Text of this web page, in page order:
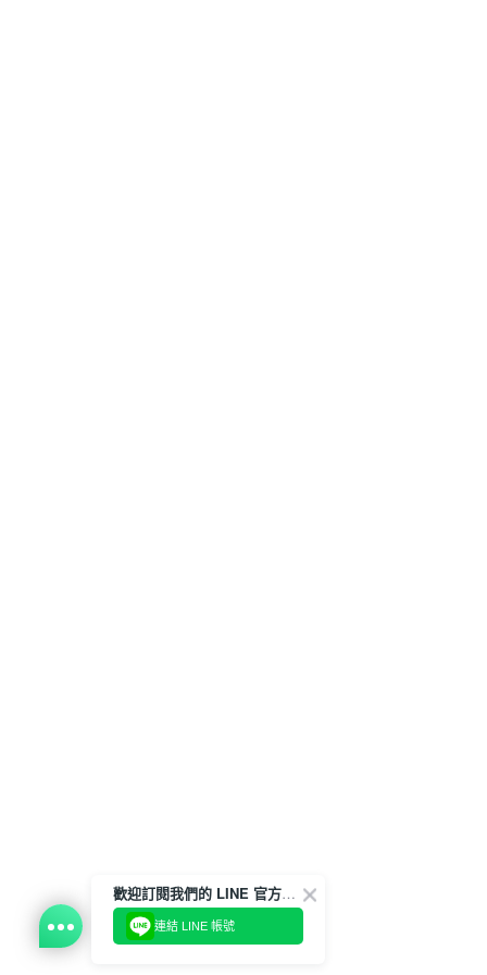
歡迎訂閱我們的 LINE 官方帳號
連結 LINE 帳號